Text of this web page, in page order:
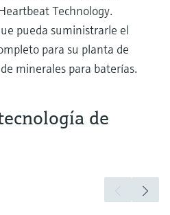
Technology.
pueda suministrarle el
para su planta de
minerales para baterías.
de